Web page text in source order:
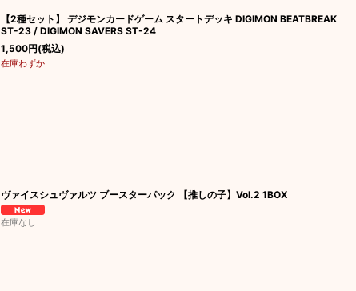
【2種セット】 デジモンカードゲーム スタートデッキ DIGIMON BEATBREAK
ST-23 / DIGIMON SAVERS ST-24
1,500円(税込)
在庫わずか
ヴァイスシュヴァルツ ブースターパック 【推しの子】Vol.2 1BOX
在庫なし